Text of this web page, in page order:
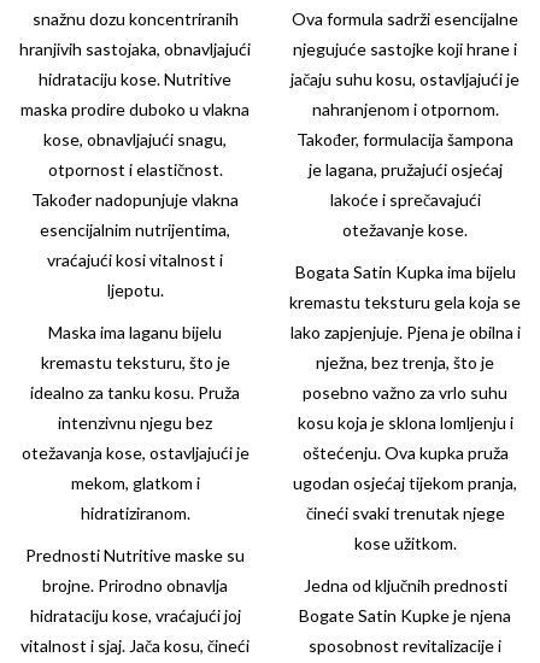
snažnu dozu koncentriranih
hranjivih sastojaka, obnavljajući
hidrataciju kose. Nutritive
maska prodire duboko u vlakna
kose, obnavljajući snagu,
otpornost i elastičnost.
Također nadopunjuje vlakna
esencijalnim nutrijentima,
vraćajući kosi vitalnost i
ljepotu.
Maska ima laganu bijelu
kremastu teksturu, što je
idealno za tanku kosu. Pruža
intenzivnu njegu bez
otežavanja kose, ostavljajući je
mekom, glatkom i
hidratiziranom.
Prednosti Nutritive maske su
brojne. Prirodno obnavlja
hidrataciju kose, vraćajući joj
vitalnost i sjaj. Jača kosu, čineći
Ova formula sadrži esencijalne
njegujuće sastojke koji hrane i
jačaju suhu kosu, ostavljajući je
nahranjenom i otpornom.
Također, formulacija šampona
je lagana, pružajući osjećaj
lakoće i sprečavajući
otežavanje kose.
Bogata Satin Kupka ima bijelu
kremastu teksturu gela koja se
lako zapjenjuje. Pjena je obilna i
nježna, bez trenja, što je
posebno važno za vrlo suhu
kosu koja je sklona lomljenju i
oštećenju. Ova kupka pruža
ugodan osjećaj tijekom pranja,
čineći svaki trenutak njege
kose užitkom.
Jedna od ključnih prednosti
Bogate Satin Kupke je njena
sposobnost revitalizacije i